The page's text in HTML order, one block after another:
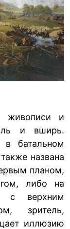
живописи и
и вширь.
в батальном
названа
планом,
либо на
с верхним
зритель,
иллюзию